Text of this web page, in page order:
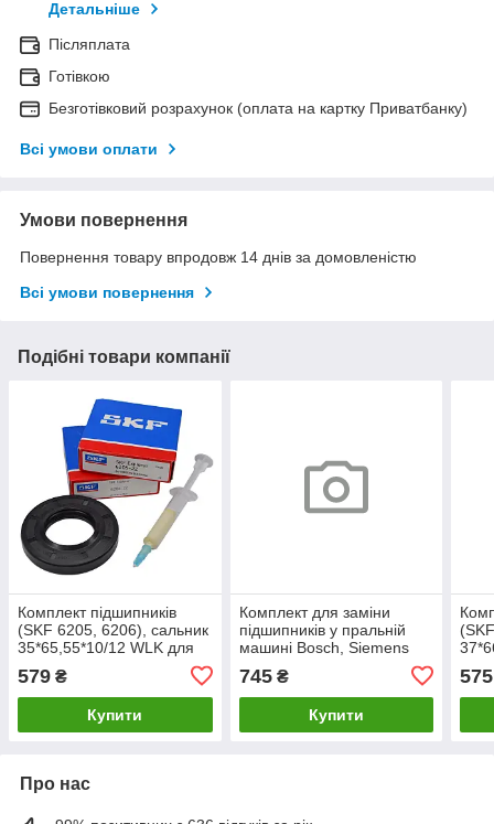
Детальніше
Післяплата
Готівкою
Безготівковий розрахунок (оплата на картку Приватбанку)
Всі умови оплати
Умови повернення
Повернення товару впродовж 14 днів за домовленістю
Всі умови повернення
Подібні товари компанії
Комплект підшипників
(SKF 6205, 6206), сальник
35*65,55*10/12 WLK для
Samsung.
579 ₴
Купити
Комплект для заміни
підшипників у пральній
машині Bosch, Siemens
6205, сальник 35*72*10/12
+ мастило для
745₴
Купити
575
Про нас